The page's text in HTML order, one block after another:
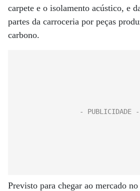
carpete e o isolamento acústico, e
partes da carroceria por peças
carbono.
Previsto para chegar ao mercado